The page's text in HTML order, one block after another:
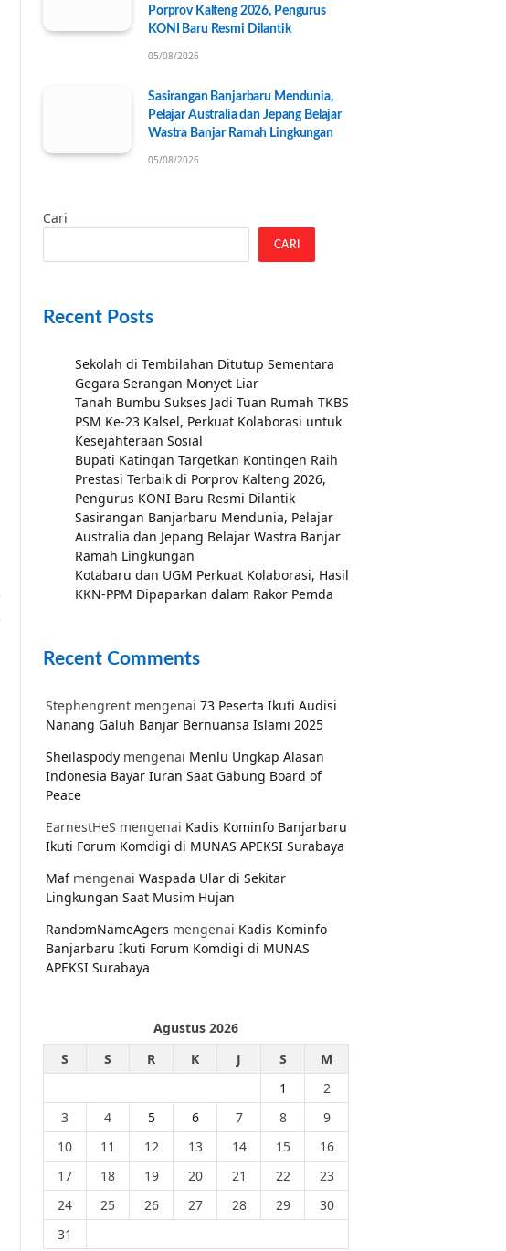
Porprov Kalteng 2026, Pengurus
KONI Baru Resmi Dilantik
05/08/2026
Sasirangan Banjarbaru Mendunia,
Pelajar Australia dan Jepang Belajar
Wastra Banjar Ramah Lingkungan
05/08/2026
Cari
CARI
Recent Posts
Sekolah di Tembilahan Ditutup Sementara
Gegara Serangan Monyet Liar
Tanah Bumbu Sukses Jadi Tuan Rumah TKBS
PSM Ke-23 Kalsel, Perkuat Kolaborasi untuk
Kesejahteraan Sosial
Bupati Katingan Targetkan Kontingen Raih
Prestasi Terbaik di Porprov Kalteng 2026,
Pengurus KONI Baru Resmi Dilantik
Sasirangan Banjarbaru Mendunia, Pelajar
Australia dan Jepang Belajar Wastra Banjar
Ramah Lingkungan
Kotabaru dan UGM Perkuat Kolaborasi, Hasil
KKN-PPM Dipaparkan dalam Rakor Pemda
Recent Comments
Stephengrent mengenai 73 Peserta Ikuti Audisi
Nanang Galuh Banjar Bernuansa Islami 2025
Sheilaspody mengenai Menlu Ungkap Alasan
Indonesia Bayar Iuran Saat Gabung Board of
Peace
EarnestHeS mengenai Kadis Kominfo Banjarbaru
Ikuti Forum Komdigi di MUNAS APEKSI Surabaya
Mafmengenai Waspada Ular di Sekitar
Lingkungan Saat Musim Hujan
RandomNameAgers mengenai Kadis Kominfo
Banjarbaru Ikuti Forum Komdigi di MUNAS
APEKSI Surabaya
Agustus 2026
S
S R K J S
M
1
2
3
4 5 6 7 8
9
10
11 12 13 14 15
16
17
18 19 20 21 22
23
24
25 26 27 28 29
30
31